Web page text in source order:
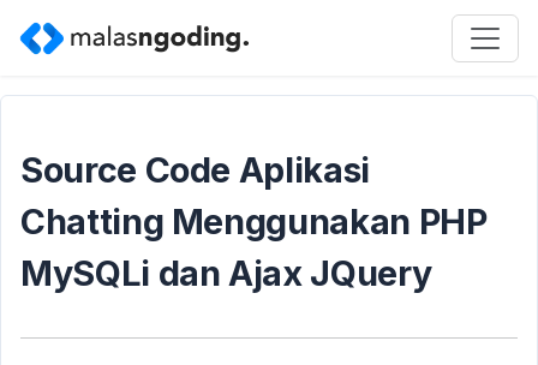
Source Code Aplikasi
Chatting Menggunakan PHP
MySQLi dan Ajax JQuery